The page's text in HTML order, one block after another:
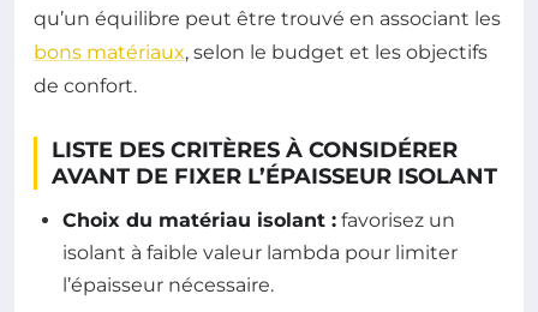
qu’un équilibre peut être trouvé en associant les
bons matériaux, selon le budget et les objectifs
de confort.
LISTE DES CRITÈRES À CONSIDÉRER
AVANT DE FIXER L’ÉPAISSEUR ISOLANT
Choix du matériau isolant : favorisez un
isolant à faible valeur lambda pour limiter
l’épaisseur nécessaire.